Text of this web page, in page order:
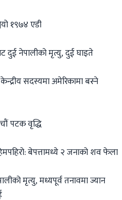
१९७४ एडी
दुई नेपालीको मृत्यु, दुई घाइते
सदस्यमा अमेरिकामा बस्ने
पटक वृद्धि
बेपत्तामध्ये २ जनाको शव फेला
मृत्यु, मध्यपूर्व तनावमा ज्यान